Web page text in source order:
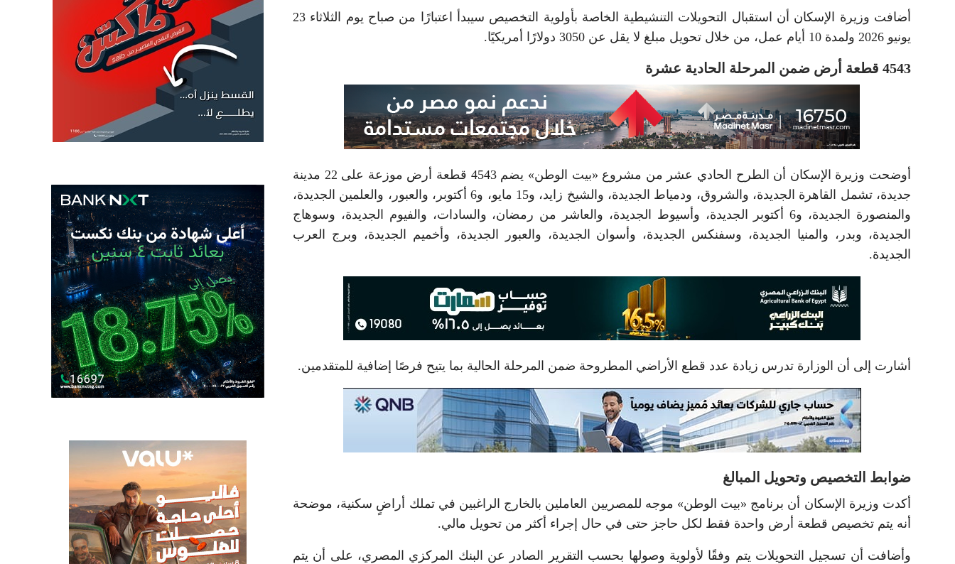
أضافت وزيرة الإسكان أن استقبال التحويلات التنشيطية الخاصة بأولوية التخصيص سيبدأ اعتبارًا من صباح يوم الثلاثاء 23
يونيو 2026 ولمدة 10 أيام عمل، من خلال تحويل مبلغ لا يقل عن 3050 دولارًا أمريكيًا.
4543 قطعة أرض ضمن المرحلة الحادية عشرة
أوضحت وزيرة الإسكان أن الطرح الحادي عشر من مشروع «بيت الوطن» يضم 4543 قطعة أرض موزعة على 22 مدينة
جديدة، تشمل القاهرة الجديدة، والشروق، ودمياط الجديدة، والشيخ زايد، و15 مايو، و6 أكتوبر، والعبور، والعلمين الجديدة،
والمنصورة الجديدة، و6 أكتوبر الجديدة، وأسيوط الجديدة، والعاشر من رمضان، والسادات، والفيوم الجديدة، وسوهاج
الجديدة، وبدر، والمنيا الجديدة، وسفنكس الجديدة، وأسوان الجديدة، والعبور الجديدة، وأخميم الجديدة، وبرج العرب
الجديدة.
أشارت إلى أن الوزارة تدرس زيادة عدد قطع الأراضي المطروحة ضمن المرحلة الحالية بما يتيح فرصًا إضافية للمتقدمين.
ضوابط التخصيص وتحويل المبالغ
أكدت وزيرة الإسكان أن برنامج «بيت الوطن» موجه للمصريين العاملين بالخارج الراغبين في تملك أراضٍ سكنية، موضحة
أنه يتم تخصيص قطعة أرض واحدة فقط لكل حاجز حتى في حال إجراء أكثر من تحويل مالي.
وأضافت أن تسجيل التحويلات يتم وفقًا لأولوية وصولها بحسب التقرير الصادر عن البنك المركزي المصري، على أن يتم